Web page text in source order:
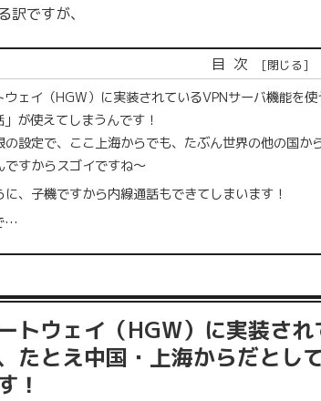
訳ですが、
目次
ウェイ（HGW）に実装されているVPNサーバ機能を
」が使えてしまうんです！
の設定で、ここ上海からでも、たぶん世界の他の国か
ですからスゴイですね〜
に、子機ですから内線通話もできてしまいます！
…
トウェイ（HGW）に実装さ
たとえ中国・上海からだとし
！